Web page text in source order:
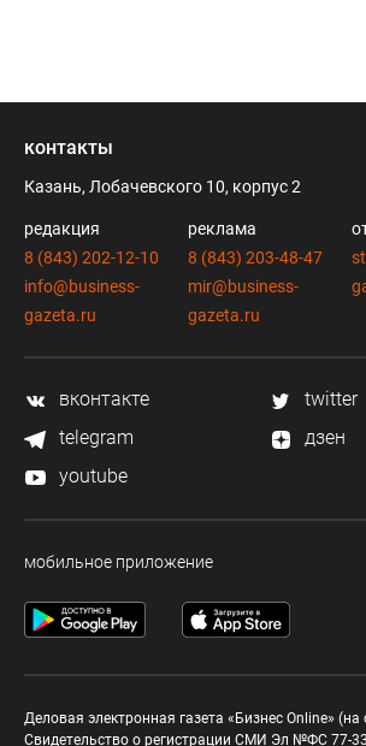
контакты
Казань, Лобачевского 10, корпус 2
редакция
8 (843) 202-12-10
info@business-
gazeta.ru
реклама
8 (843) 203-48-47
mir@business-
gazeta.ru
вконтакте
twitter
telegram
дзен
youtube
мобильное приложение
Деловая электронная газета «Бизнес Online» (на
Свидетельство о регистрации СМИ Эл №ФС 77-